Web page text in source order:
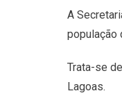
A
população
Trata-se
Lagoas.